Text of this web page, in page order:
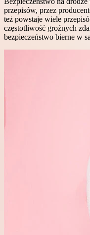
przepisów, przez
też powstaje wiele
częstotliwość groźnych
bezpieczeństwo bierne w